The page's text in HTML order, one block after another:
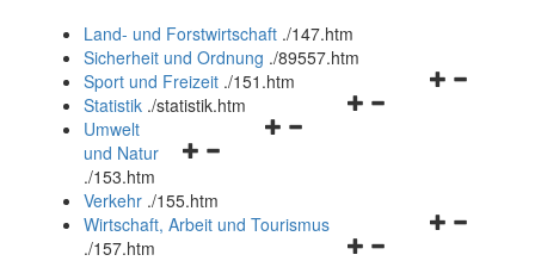
und
schließen
Land- und Forstwirtschaft ./147.htm
Sicherheit und Ordnung ./89557.htm
Navigationsmenü
Sport und Freizeit ./151.htm
Navigationsmenü
Statistik ./statistik.htm
Navigationsmenü
und
schließen
Umwelt
und Natur
./153.htm
Verkehr ./155.htm
Navigationsmenü
Wirtschaft, Arbeit und Tourismus
./157.htm